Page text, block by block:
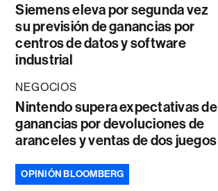
Siemens eleva por segunda vez
su previsión de ganancias por
centros de datos y software
industrial
NEGOCIOS
Nintendo supera expectativas de
ganancias por devoluciones de
aranceles y ventas de dos juegos
OPINIÓN BLOOMBERG